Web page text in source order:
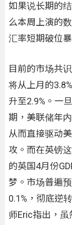
如果说长期的
么本周上演的
汇率短期破位
目前的市场共
将从上月的
升至2.9%。一
期，美联储年
从而直接驱动
攻。而在英镑
的英国4月份
梦。市场普遍
0.1%，彻底逆
师Eric指出，